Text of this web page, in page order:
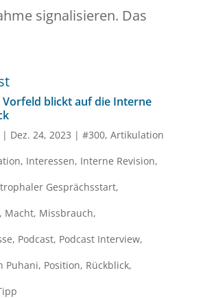
signalisieren. Das
Vorfeld blickt auf die Interne
| Dez. 24, 2023 | #300, Artikulation
, Interessen, Interne Revision,
Gesprächsstart,
, Macht, Missbrauch,
, Podcast, Podcast Interview,
Puhani, Position, Rückblick,